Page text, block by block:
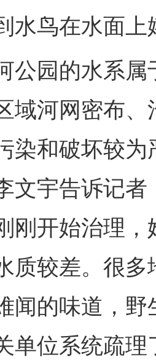
水鸟在水面上
园的水系属
域河网密布
染和破坏较
文宇告诉记
刚开始治理
质较差。很
闻的味道，
单位系统疏